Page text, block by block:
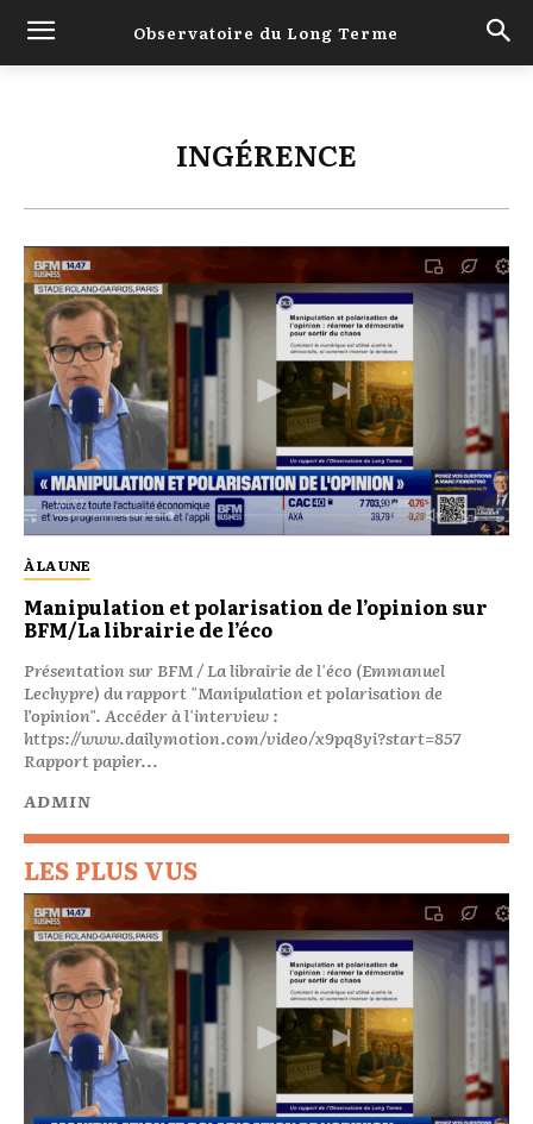
Observatoire du Long Terme
INGÉRENCE
À LA UNE
Manipulation et polarisation de l’opinion sur
BFM/La librairie de l’éco
Présentation sur BFM / La librairie de l'éco (Emmanuel
Lechypre) du rapport "Manipulation et polarisation de
l’opinion". Accéder à l'interview :
https://www.dailymotion.com/video/x9pq8yi?start=857
Rapport papier...
ADMIN
LES PLUS VUS